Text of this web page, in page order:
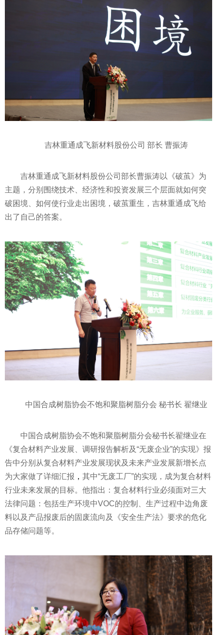
吉林重通成飞新材料股份公司 部长 曹振涛
吉林重通成飞新材料股份公司 部长曹振涛以《破茧》为
主题，分别围绕技术、经济性和投资发展三个层面就如何突
破困境、如何使行业走出困境，破茧重生，吉林重通成飞给
出了自己的答案。
中国合成树脂协会不饱和聚脂树脂分会 秘书长 翟继业
中国合成树脂协会不饱和聚脂树脂分会秘书长翟继业在
《复合材料产业发展、调研报告解析及“无废企业”的实现》报
告中分别从复合材料产业发展现状及未来产业发展新增长点
为大家做了详细汇报 ， 其中“无废工厂”的实现，成为复合材料
行业未来发展的目标。他指出：复合材料行业必须面对三大
法律问题：包括生产环境中VOC的控制、生产过程中边角废
料以及产品报废后的固废流向及《安全生产法》要求的危化
品存储问题等。